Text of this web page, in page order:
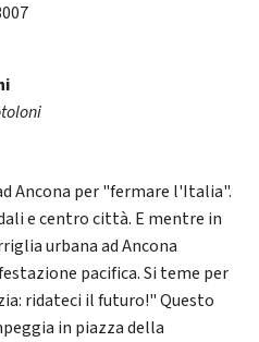
Ancona per "fermare l'Italia".
e centro città. E mentre in
urbana ad Ancona
pacifica. Si teme per
ridateci il futuro!" Questo
in piazza della